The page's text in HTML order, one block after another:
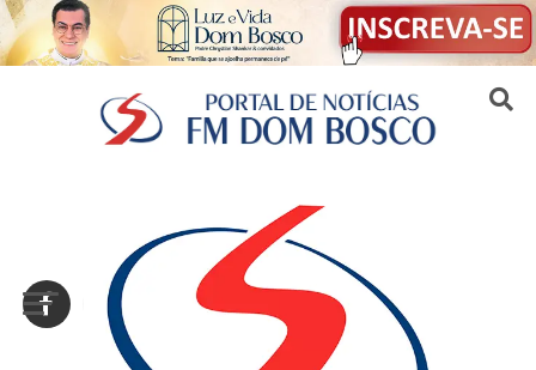
Sair da versão mobile